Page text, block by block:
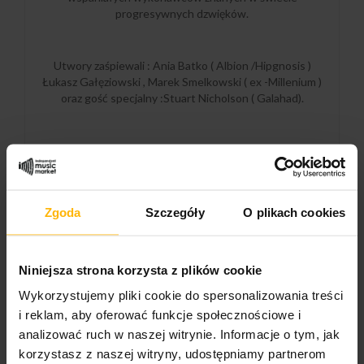
Zgoda Szczegóły O plikach cookies
Niniejsza strona korzysta z plików cookie
Wykorzystujemy pliki cookie do spersonalizowania treści
i reklam, aby oferować funkcje społecznościowe i
analizować ruch w naszej witrynie. Informacje o tym, jak
korzystasz z naszej witryny, udostępniamy partnerom
progresywnych dzwięków.
Utwory zaśpiewali : Ania Batko ( Albion /Hipgnosis )
Łukasz Gałęziowski , Marek Smelkowski ( ex -Millenium )
oraz gość specjalny :Stuart Nicholson ( Galahad).
formacjami jak Millenium , Framauro ,Loonypark czy
Another Pink Floyd czyli : Marcin Kruczek i Piotr Płonka
Wyrwa – bas oraz Łukasz Płatek saksofon tenorowy.
Kramarski zagrał na instrumentach klawiszowych oraz
gitarze elektrycznej i akustycznej.